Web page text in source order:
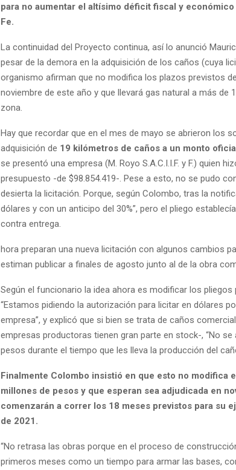
para no aumentar el altísimo déficit fiscal y
Fe.
La continuidad del Proyecto continua, así lo anunció
pesar de la demora en la adquisición de los caños (cuya
organismo afirman que no modifica los plazos previstos
noviembre de este año y que llevará gas natural a más de
zona.
Hay que recordar que en el mes de mayo se abrieron los
adquisición de 19 kilómetros de caños a un monto
se presentó una empresa (M. Royo S.A.C.I.I.F. y F.) quien
presupuesto -de $98.854.419-. Pese a esto, no se pudo
desierta la licitación. Porque, según Colombo, tras la
dólares y con un anticipo del 30%”, pero el pliego
contra entrega.
hora preparan una nueva licitación con algunos cambios
estiman publicar a finales de agosto junto al de la obra
Según el funcionario la idea ahora es modificar los
“Estamos pidiendo la autorización para licitar en dólares
empresa”, y explicó que si bien se trata de caños
empresas productoras tienen gran parte en stock-, “No
pesos durante el tiempo que les lleva la producción del
Finalmente Colombo insistió en que esto no modifica
millones de pesos y que esperan sea adjudicada en
comenzarán a correr los 18 meses previstos para su
de 2021.
“No retrasa las obras porque en el proceso de
primeros meses como un tiempo para armar las bases,